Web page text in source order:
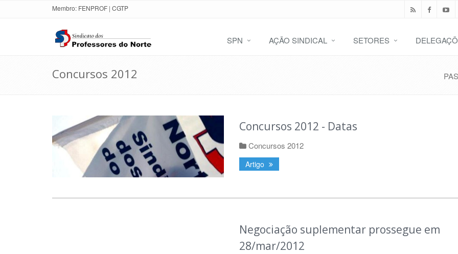
Membro: FENPROF | CGTP
SPN AÇÃO SINDICAL SETORES
Concursos 2012
Concursos 2012 - Datas
Concursos 2012
Artigo
Negociação suplementar prossegue em
28/mar/2012